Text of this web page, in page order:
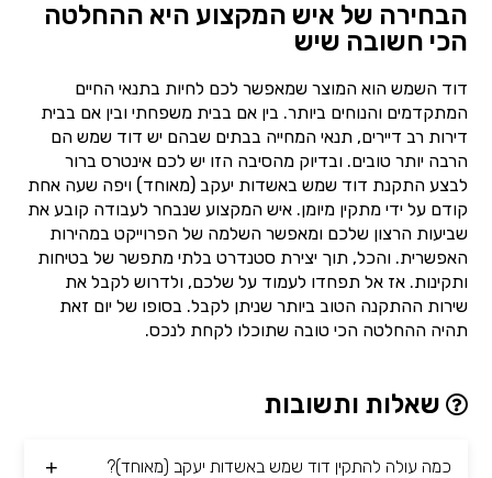
הבחירה של איש המקצוע היא ההחלטה
הכי חשובה שיש
דוד השמש הוא המוצר שמאפשר לכם לחיות בתנאי החיים
המתקדמים והנוחים ביותר. בין אם בבית משפחתי ובין אם בבית
דירות רב דיירים, תנאי המחייה בבתים שבהם יש דוד שמש הם
הרבה יותר טובים. ובדיוק מהסיבה הזו יש לכם אינטרס ברור
לבצע התקנת דוד שמש באשדות יעקב (מאוחד) ויפה שעה אחת
קודם על ידי מתקין מיומן. איש המקצוע שנבחר לעבודה קובע את
שביעות הרצון שלכם ומאפשר השלמה של הפרוייקט במהירות
האפשרית. והכל, תוך יצירת סטנדרט בלתי מתפשר של בטיחות
ותקינות. אז אל תפחדו לעמוד על שלכם, ולדרוש לקבל את
שירות ההתקנה הטוב ביותר שניתן לקבל. בסופו של יום זאת
תהיה ההחלטה הכי טובה שתוכלו לקחת לנכס.
שאלות ותשובות
כמה עולה להתקין דוד שמש באשדות יעקב (מאוחד)?